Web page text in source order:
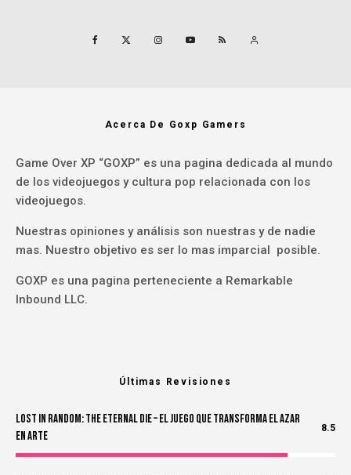
Acerca De Goxp Gamers
Game Over XP “GOXP” es una pagina dedicada al mundo
de los videojuegos y cultura pop relacionada con los
videojuegos.
Nuestras opiniones y análisis son nuestras y de nadie
mas. Nuestro objetivo es ser lo mas imparcial posible.
GOXP es una pagina perteneciente a Remarkable
Inbound LLC.
Últimas Revisiones
Lost in Random: The Eternal Die – El Juego Que Transforma el Azar
en Arte
8.5